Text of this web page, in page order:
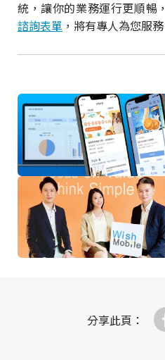
統，讓你的業務運行更順暢
諮詢表單 ，將有專人為您服務
分享此頁：